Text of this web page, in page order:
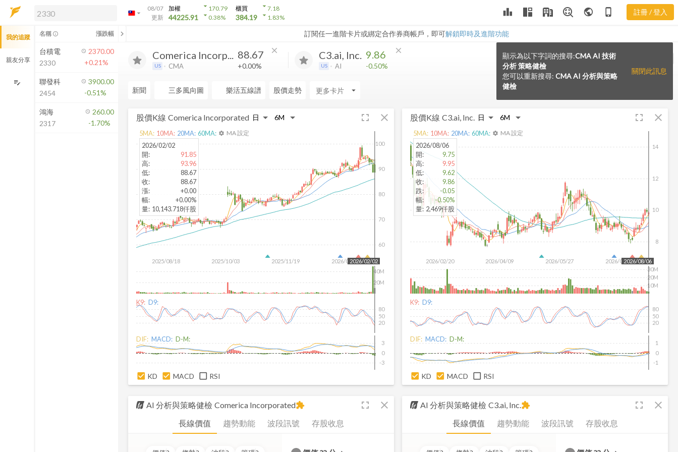
arrow_drop_down
08/07
更新
加權
44225.91
arrow_drop_down170.79
arrow_drop_down0.38%
櫃買
384.19
arrow_drop_down7.18
arrow_drop_down1.83% leaderboard public phone_iphone 註冊 / 登入
訂閱任一進階卡片或綁定合作券商帳戶，即可解鎖即時及進階功能
解鎖即時行情及進階功能
方案」，即可解鎖以下功能：
即時行情
即時市況與排行
成交金額熱力圖
前往方案訂閱
如何綁定合作券商
顯示為以下字詞的搜尋:CMA AI 技術
分析 策略健檢
您可以重新搜尋: CMA AI 分析與策略
健檢
關閉此訊息
Comerica Incorp...
US CMA
88.67
+0.00%
close C3.ai, Inc.
US AI
9.86
-0.50%
close
新聞 三多風向圖 樂活五線譜 股價走勢 arrow_drop_down
股價K線 Comerica Incorporated fullscreen close
2025/08/18 2025/10/03 2025/11/19 2026/01/08
60
70
80
90
100
2026/02/02
20M
40M
2026/02/02
開:
91.85
高:
93.96
低:
88.67
收:
88.67
漲:
+0.00
幅:
+0.00%
量: 10,143.718仟股
5MA: 10MA: 20MA: 60MA: settings MA 設定
K9: D9:
20
50
80
DIF: MACD: D-M:
-3
0
3
KD MACD RSI
股價K線 C3.ai, Inc. fullscreen close
2026/02/20 2026/04/09 2026/05/27 2026/07/15
8
10
12
14
2026/08/06
10M
20M
30M
2026/08/06
開:
9.75
高:
9.95
低:
9.62
收:
9.86
跌:
-0.05
幅:
-0.50%
量: 2,469仟股
5MA: 10MA: 20MA: 60MA: settings MA 設定
K9: D9:
20
50
80
DIF: MACD: D-M:
-1
0
1
KD MACD RSI
AI 分析與策略健檢 Comerica Incorporated fullscreen close
extension
長線價值 趨勢動能 波段訊號 存股收息
AI 分析與策略健檢 C3.ai, Inc. fullscreen close
extension
長線價值 趨勢動能 波段訊號 存股收息
我的追蹤
親友分享
edit_note
名稱 info_outline 漲跌幅 chevron_left
台積電
2330
2370.00
+0.21%
聯發科
2454
3900.00
-0.51%
鴻海
2317
260.00
-1.70%